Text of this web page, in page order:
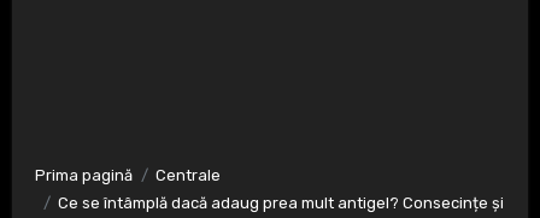
Prima pagină
Centrale
Ce se întâmplă dacă adaug prea mult antigel? Consecințe și